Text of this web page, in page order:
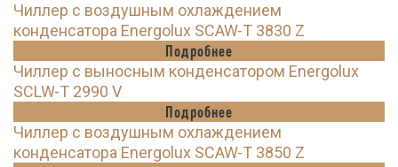
Чиллер с воздушным охлаждением
конденсатора Energolux SCAW-T 3830 Z
Подробнее
Чиллер с выносным конденсатором Energolux
SCLW-T 2990 V
Подробнее
Чиллер с воздушным охлаждением
конденсатора Energolux SCAW-T 3850 Z